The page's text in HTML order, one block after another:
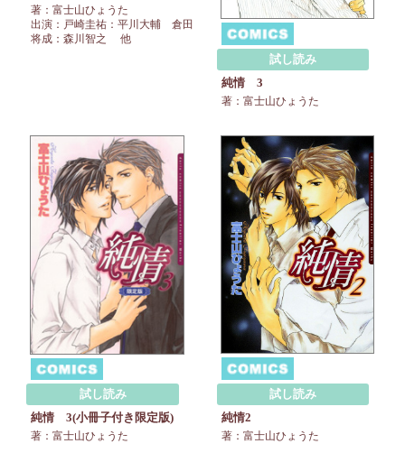
著：富士山ひょうた
出演：戸崎圭祐：平川大輔 倉田
将成：森川智之 他
試し読み
純情 3
著：富士山ひょうた
試し読み
純情 3(小冊子付き限定版)
著：富士山ひょうた
試し読み
純情2
著：富士山ひょうた